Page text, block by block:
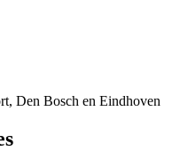
Den Bosch en Eindhoven